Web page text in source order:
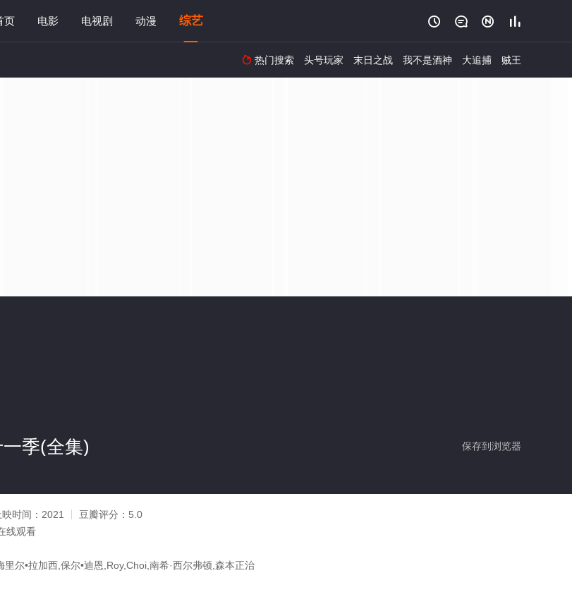
页 电影 电视剧 动漫 综艺    
 热门搜索 头号玩家 末日之战 我不是酒神 大追捕 贼王
保存到浏览器
季(全集)
映时间： 2021 豆瓣评分： 5.0
线观看
里尔•拉加西,保尔•迪恩,Roy,Choi,南希·西尔弗顿,森本正治